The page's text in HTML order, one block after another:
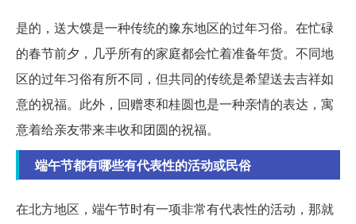
是的，送大馍是一种传统的豫东地区的过年习俗。在忙碌
的春节前夕，几乎所有的家庭都会忙着准备年货。不同地
区的过年习俗有所不同，但共同的传统是希望送去吉祥如
意的祝福。此外，回赠枣和桂圆也是一种亲情的表达，寓
意着给亲友带来丰收和团圆的祝福。
端午节都有哪些有代表性的活动或民俗
在北方地区，端午节时有一项非常有代表性的活动，那就